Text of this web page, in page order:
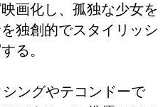
画化し、孤独な少女を
独創的でスタイリッシ
る。
ングやテコンドーで